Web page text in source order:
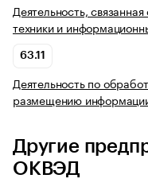
Деятельность,
техники и
63.11
Деятельность по
размещению
Другие
ОКВЭД